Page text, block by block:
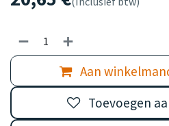
Aan
Toevoegen